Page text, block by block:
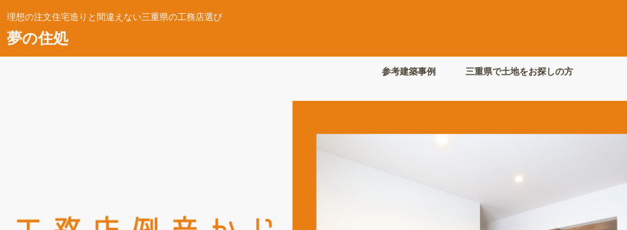
理想の注文住宅造りと間違えない三重県の工務店選び
夢の住処
参考建築事例 三重県で土地をお探しの方